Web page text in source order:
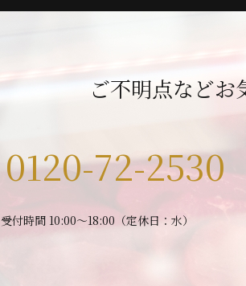
ご不明点などお
0120-72-2530
受付時間 10:00～18:00（定休日：水）